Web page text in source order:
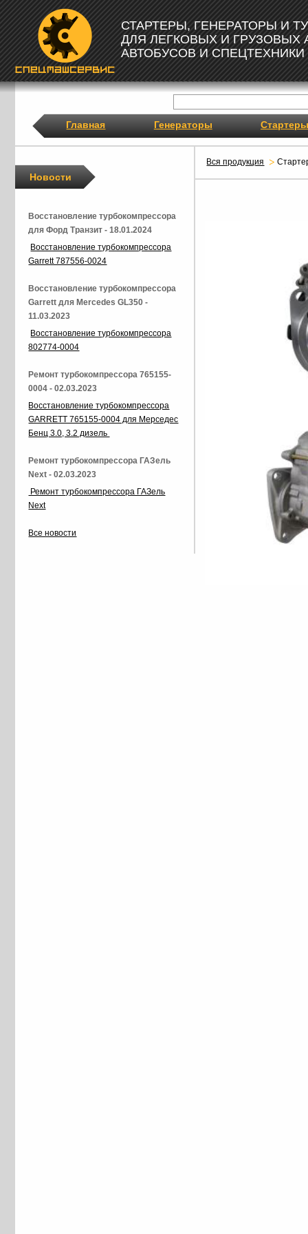
СТАРТЕРЫ, ГЕНЕРАТОРЫ И
ДЛЯ ЛЕГКОВЫХ И ГРУЗОВЫХ
АВТОБУСОВ И СПЕЦТЕХНИКИ
Главная Генераторы Стартеры
Вся продукция
Новости
Восстановление турбокомпрессора
для Форд Транзит - 18.01.2024
Восстановление турбокомпрессора
Garrett 787556-0024
Восстановление турбокомпрессора
Garrett для Mercedes GL350 -
11.03.2023
Восстановление турбокомпрессора
802774-0004
Ремонт турбокомпрессора 765155-
0004 - 02.03.2023
Восстановление турбокомпрессора
GARRETT 765155-0004 для Мерседес
Бенц 3.0, 3.2 дизель
Ремонт турбокомпрессора ГАЗель
Next - 02.03.2023
Ремонт турбокомпрессора ГАЗель
Next
Все новости